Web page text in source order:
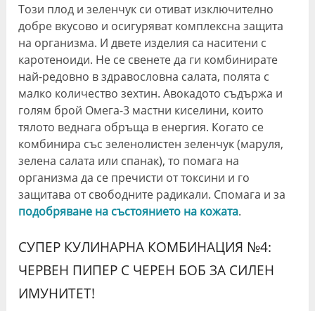
Този плод и зеленчук си отиват изключително
добре вкусово и осигуряват комплексна защита
на организма. И двете изделия са наситени с
каротеноиди. Не се свенете да ги комбинирате
най-редовно в здравословна салата, полята с
малко количество зехтин. Авокадото съдържа и
голям брой Омега-3 мастни киселини, които
тялото веднага обръща в енергия. Когато се
комбинира със зеленолистен зеленчук (маруля,
зелена салата или спанак), то помага на
организма да се пречисти от токсини и го
защитава от свободните радикали. Спомага и за
подобряване на състоянието на кожата.
СУПЕР КУЛИНАРНА КОМБИНАЦИЯ №4:
ЧЕРВЕН ПИПЕР С ЧЕРЕН БОБ ЗА СИЛЕН
ИМУНИТЕТ!